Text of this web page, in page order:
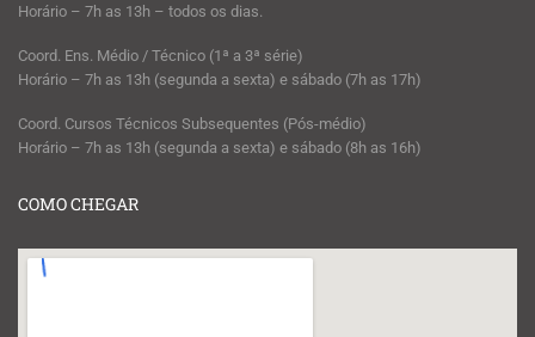
Horário – 7h as 13h – todos os dias.
Coord. Ens. Médio / Técnico (1ª a 3ª série)
Horário – 7h as 13h (segunda a sexta) e sábado (7h as 17h)
Coord. Cursos Técnicos Subsequentes (Pós-médio)
Horário – 7h as 13h (segunda a sexta) e sábado (8h as 16h)
COMO CHEGAR